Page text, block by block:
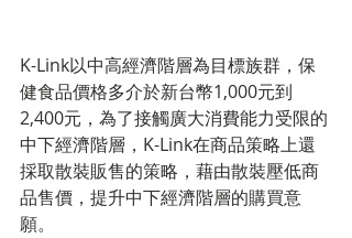
K-Link以中高經濟階層為目標族群，保
健食品價格多介於新台幣1,000元到
2,400元，為了接觸廣大消費能力受限的
中下經濟階層，K-Link在商品策略上還
採取散裝販售的策略，藉由散裝壓低商
品售價，提升中下經濟階層的購買意
願。